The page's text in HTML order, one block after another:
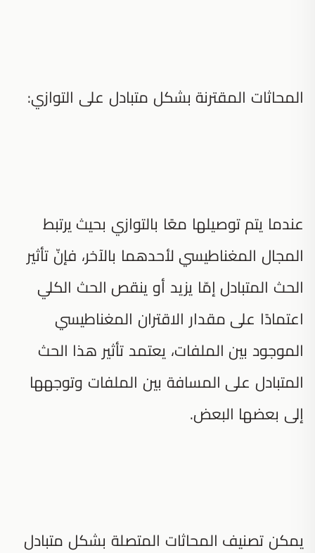
المحاثات المقترنة بشكل متبادل على التوازي:
عندما يتم توصيلها معًا بالتوازي بحيث يرتبط
المجال المغناطيسي لأحدهما بالآخر، فإنّ تأثير
الحث المتبادل إمّا يزيد أو ينقص الحث الكلي
اعتمادًا على مقدار الاقتران المغناطيسي
الموجود بين الملفات، يعتمد تأثير هذا الحث
المتبادل على المسافة بين الملفات وتوجهها
إلى بعضها البعض.
يمكن تصنيف المحاثات المتصلة بشكل متبادل